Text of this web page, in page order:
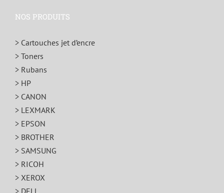
NOS PRODUITS
> Cartouches jet d’encre
> Toners
> Rubans
> HP
> CANON
> LEXMARK
> EPSON
> BROTHER
> SAMSUNG
> RICOH
> XEROX